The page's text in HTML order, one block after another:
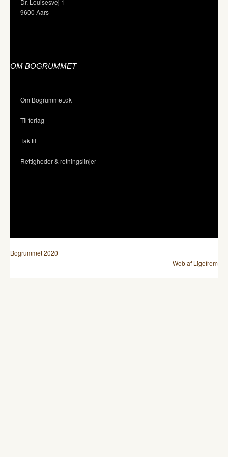
Dr. Louisesvej 1
9600 Aars
OM BOGRUMMET
Om Bogrummet.dk
Til forlag
Tak til
Rettigheder & retningslinjer
Bogrummet 2020
Web af Ligefrem